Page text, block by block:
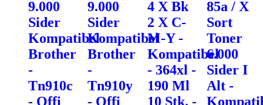
9.000
Sider
Kompatibel
Brother
-
Tn910c
- Offi
9.000
Sider
Kompatibel
Brother
-
Tn910y
- Offi
4 X Bk
2 X C-
M-Y -
Kompatibel
- 364xl -
190 Ml
10 Stk. -
85a / X
Sort
Toner
6.000
Sider I
Alt -